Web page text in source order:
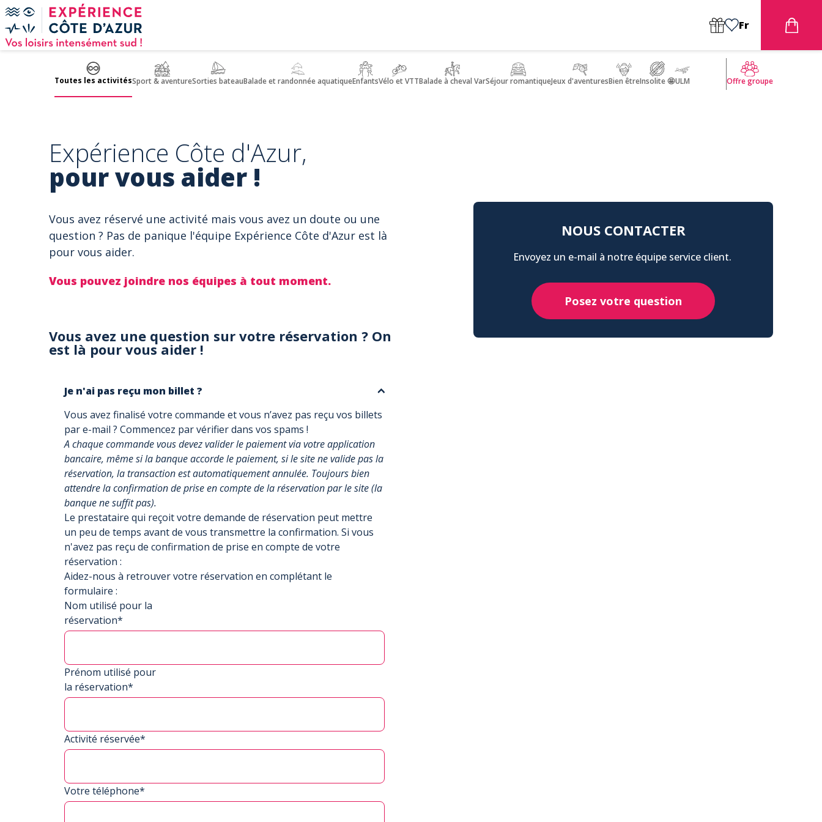
Panneau de gestion des cookies
Fr
Toutes les activitésSport & aventureSorties bateauBalade et randonnée aquatiqueEnfantsVélo et VTTBalade à cheval VarSéjour romantiqueJeux d'aventuresBien êtreInsolite 🤩ULM Offre groupe
Expérience Côte d'Azur,
pour vous aider !
Vous avez réservé une activité mais vous avez un doute ou une
question ? Pas de panique l'équipe Expérience Côte d'Azur est là
pour vous aider.
Vous pouvez joindre nos équipes à tout moment.
Vous avez une question sur votre réservation ? On
est là pour vous aider !
Je n'ai pas reçu mon billet ?
Vous avez finalisé votre commande et vous n’avez pas reçu vos billets
par e-mail ? Commencez par vérifier dans vos spams !
A chaque commande vous devez valider le paiement via votre application
bancaire, même si la banque accorde le paiement, si le site ne valide pas la
réservation, la transaction est automatiquement annulée. Toujours bien
attendre la confirmation de prise en compte de la réservation par le site (la
banque ne suffit pas).
Le prestataire qui reçoit votre demande de réservation peut mettre
un peu de temps avant de vous transmettre la confirmation. Si vous
n'avez pas reçu de confirmation de prise en compte de votre
réservation :
Aidez-nous à retrouver votre réservation en complétant le
formulaire :
Nom utilisé pour la
réservation*
Prénom utilisé pour
la réservation*
Activité réservée*
Votre téléphone*
NOUS CONTACTER
Envoyez un e-mail à notre équipe service client.
Posez votre question